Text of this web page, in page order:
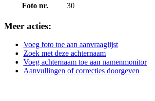
Foto nr.
30
Meer acties:
Voeg foto toe aan aanvraaglijst
Zoek met deze achternaam
Voeg achternaam toe aan namenmonitor
Aanvullingen of correcties doorgeven